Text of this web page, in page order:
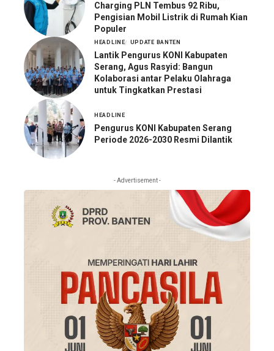
Charging PLN Tembus 92 Ribu,
Pengisian Mobil Listrik di Rumah Kian
Populer
HEADLINE UPDATE BANTEN
Lantik Pengurus KONI Kabupaten
Serang, Agus Rasyid: Bangun
Kolaborasi antar Pelaku Olahraga
untuk Tingkatkan Prestasi
HEADLINE
Pengurus KONI Kabupaten Serang
Periode 2026-2030 Resmi Dilantik
- Advertisement -